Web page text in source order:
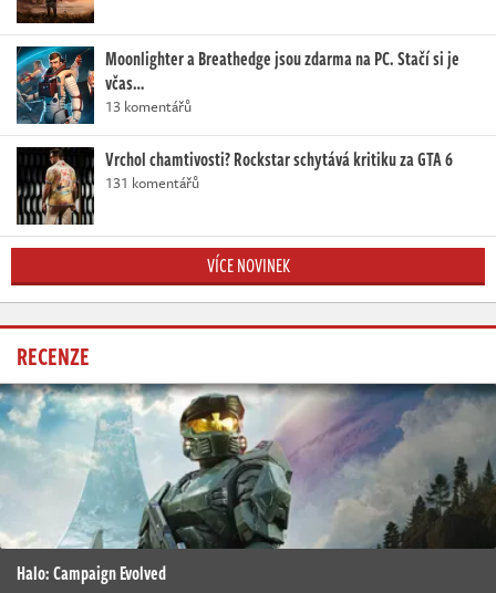
Moonlighter a Breathedge jsou zdarma na PC. Stačí si je
včas…
13 komentářů
Vrchol chamtivosti? Rockstar schytává kritiku za GTA 6
131 komentářů
VÍCE NOVINEK
RECENZE
Halo: Campaign Evolved